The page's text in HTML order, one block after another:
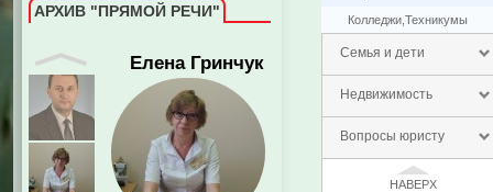
Колледжи,Техникумы
Семья и дети
Недвижимость
Вопросы юристу
НАВЕРХ
АРХИВ "ПРЯМОЙ РЕЧИ"